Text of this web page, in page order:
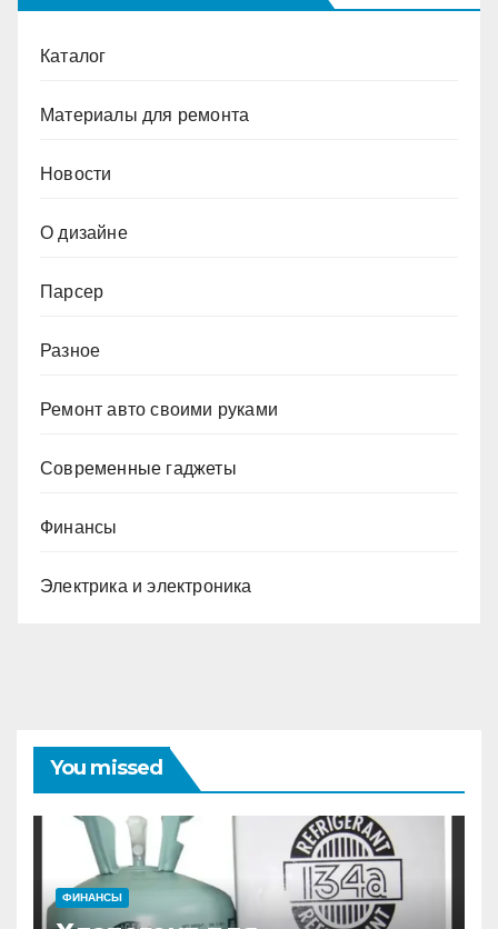
Каталог
Материалы для ремонта
Новости
О дизайне
Парсер
Разное
Ремонт авто своими руками
Современные гаджеты
Финансы
Электрика и электроника
You missed
ФИНАНСЫ